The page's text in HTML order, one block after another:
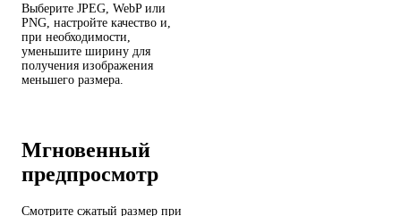
Выберите JPEG, WebP или
PNG, настройте качество и,
при необходимости,
уменьшите ширину для
получения изображения
меньшего размера.
Мгновенный
предпросмотр
Смотрите сжатый размер при